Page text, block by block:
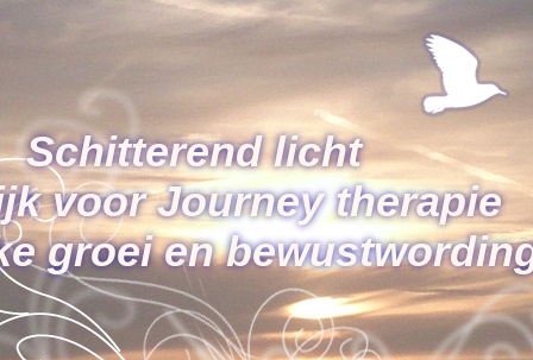
Schitterend licht
voor Journey therapie
groei en